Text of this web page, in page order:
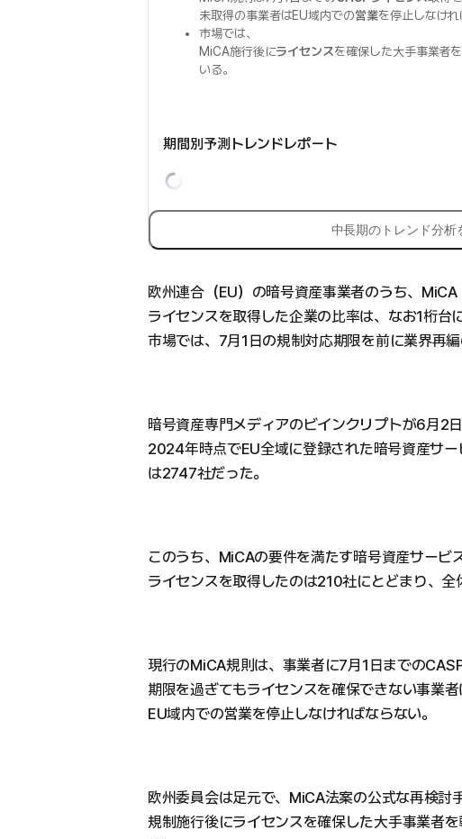
未取得の事業者はEU域内での営業を停止しなけれ
市場では、
MiCA施行後にライセンスを確保した大手事業者
いる。
期間別予測トレンドレポート
中長期のトレンド分析
欧州連合（EU）の暗号資産事業者のうち、MiCA
ライセンスを取得した企業の比率は、なお1桁台
市場では、7月1日の規制対応期限を前に業界再
暗号資産専門メディアのビインクリプトが6月2
2024年時点でEU全域に登録された暗号資産サー
は2747社だった。
このうち、MiCAの要件を満たす暗号資産サービ
ライセンスを取得したのは210社にとどまり、全
現行のMiCA規則は、事業者に7月1日までの
期限を過ぎてもライセンスを確保できない事業者
EU域内での営業を停止しなければならない。
欧州委員会は足元で、MiCA法案の公式な再検討
規制施行後にライセンスを確保した大手事業者